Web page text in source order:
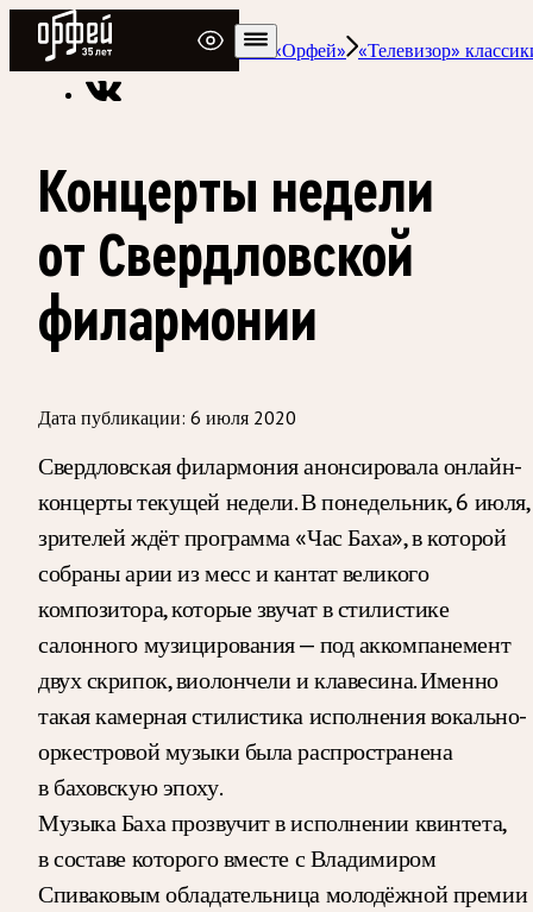
Радио Орфей
Радио классической музыки «Орфей» «Телевизор»
Концерты недели
от Свердловской
филармонии
Дата публикации: 6 июля 2020
Свердловская филармония анонсировала онлайн-
концерты текущей недели. В понедельник, 6 июля,
зрителей ждёт программа «Час Баха», в которой
собраны арии из месс и кантат великого
композитора, которые звучат в стилистике
салонного музицирования — под аккомпанемент
двух скрипок, виолончели и клавесина. Именно
такая камерная стилистика исполнения вокально-
оркестровой музыки была распространена
в баховскую эпоху.
Музыка Баха прозвучит в исполнении квинтета,
в составе которого вместе с Владимиром
Спиваковым обладательница молодёжной премии